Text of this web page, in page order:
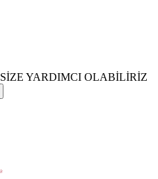
YARDIMCI OLABİLİRİZ